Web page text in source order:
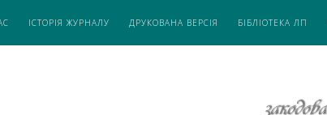
ІСТОРІЯ ЖУРНАЛУ ДРУКОВАНА ВЕРСІЯ БІБЛІОТЕКА ЛП